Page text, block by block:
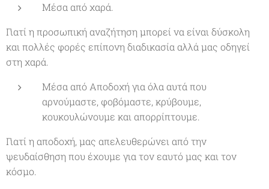
Μέσα από χαρά.
Γιατί η προσωπική αναζήτηση μπορεί να είναι δύσκολη
και πολλές φορές επίπονη διαδικασία αλλά μας οδηγεί
στη χαρά.
Μέσα από Αποδοχή για όλα αυτά που
αρνούμαστε, φοβόμαστε, κρύβουμε,
κουκουλώνουμε και απορρίπτουμε.
Γιατί η αποδοχή, μας απελευθερώνει από την
ψευδαίσθηση που έχουμε για τον εαυτό μας και τον
κόσμο.